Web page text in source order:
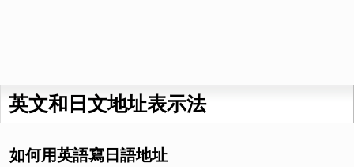
英文和日文地址表示法
如何用英語寫日語地址